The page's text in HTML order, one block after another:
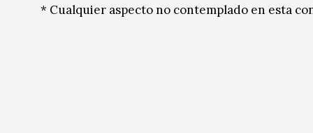
* Cualquier aspecto no contemplado en esta